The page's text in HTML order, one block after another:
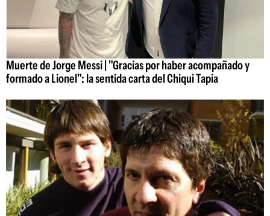
Muerte de Jorge Messi | "Gracias por haber acompañado y
formado a Lionel": la sentida carta del Chiqui Tapia